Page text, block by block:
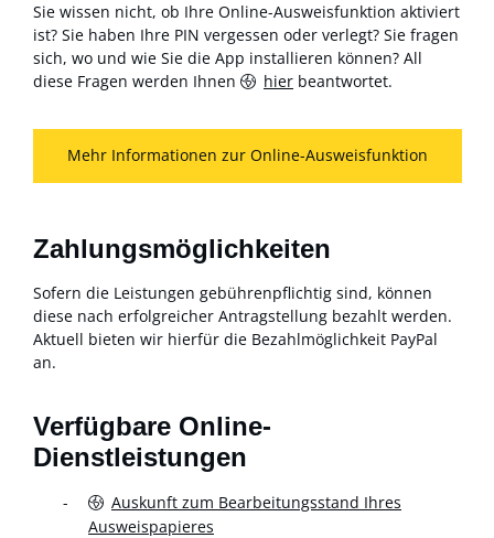
Sie wissen nicht, ob Ihre Online-Ausweisfunktion aktiviert
ist? Sie haben Ihre PIN vergessen oder verlegt? Sie fragen
sich, wo und wie Sie die App installieren können? All
diese Fragen werden Ihnen
hier beantwortet.
Mehr Informationen zur Online-Ausweisfunktion
Zahlungsmöglichkeiten
Sofern die Leistungen gebührenpflichtig sind, können
diese nach erfolgreicher Antragstellung bezahlt werden.
Aktuell bieten wir hierfür die Bezahlmöglichkeit PayPal
an.
Verfügbare Online-
Dienstleistungen
Auskunft zum Bearbeitungsstand Ihres
Ausweispapieres